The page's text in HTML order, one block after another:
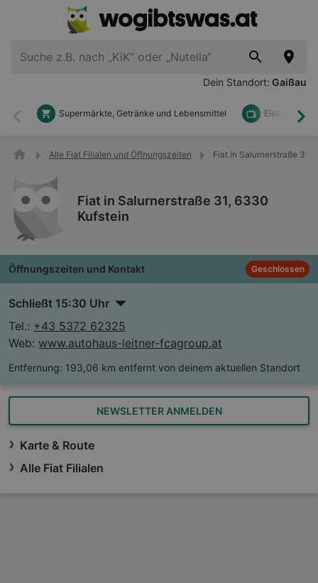
Dein Standort: Gaißau
Zurück
Supermärkte, Getränke und Lebensmittel Elektronik
Alle Fiat Filialen und Öffnungszeiten Fiat in Salurnerstraße 31,
Fiat in Salurnerstraße 31, 6330
Kufstein
Öffnungszeiten und Kontakt Geschlossen
Schließt 15:30 Uhr
Tel.: +43 5372 62325
Web: www.autohaus-leitner-fcagroup.at
Entfernung: 193,06 km entfernt von deinem aktuellen Standort
NEWSLETTER ANMELDEN
Karte & Route
Alle Fiat Filialen